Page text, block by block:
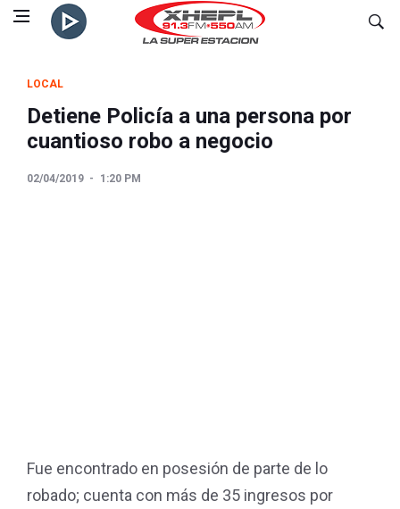
LOCAL
Detiene Policía a una persona por
cuantioso robo a negocio
02/04/2019 1:20 PM
Fue encontrado en posesión de parte de lo
robado; cuenta con más de 35 ingresos por